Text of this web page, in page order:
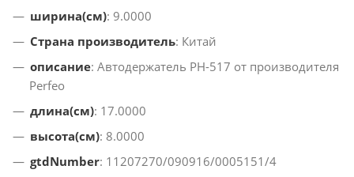
ширина(см): 9.0000
Страна производитель: Китай
описание: Автодержатель PH-517 от производителя
Perfeo
длина(см): 17.0000
высота(см): 8.0000
gtdNumber: 11207270/090916/0005151/4